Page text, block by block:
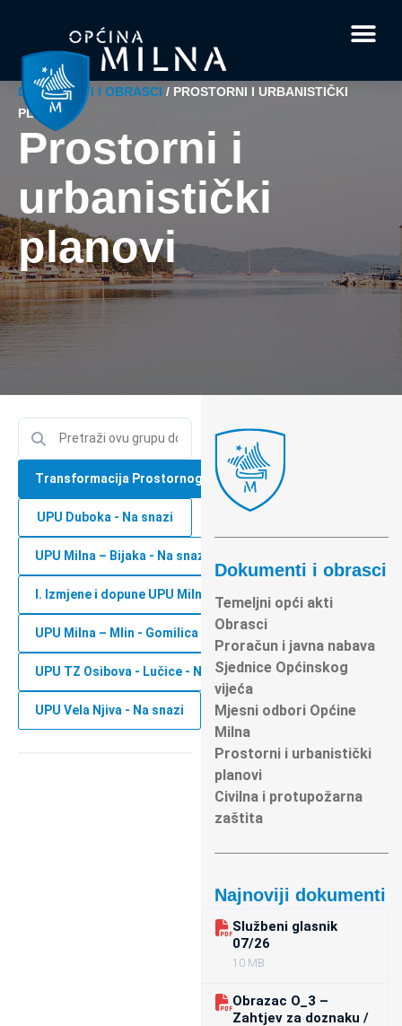
DOKUMENTI I OBRASCI / PROSTORNI I URBANISTIČKI
PLANOVI
Prostorni i
urbanistički
planovi
Transformacija Prostornog Plana Općine Milna - Na snazi
UPU Duboka - Na snazi
UPU Milna – Bijaka - Na snazi
I. Izmjene i dopune UPU Milna - Bijaka (U TIJEKU)
UPU Milna – Mlin - Gomilica - Na snazi
UPU TZ Osibova - Lučice - Na snazi
UPU Vela Njiva - Na snazi
Dokumenti i obrasci
Temeljni opći akti
Obrasci
Proračun i javna nabava
Sjednice Općinskog
vijeća
Mjesni odbori Općine
Milna
Prostorni i urbanistički
planovi
Civilna i protupožarna
zaštita
Najnoviji dokumenti
Službeni glasnik
07/26
10 MB
Obrazac O_3 –
Zahtjev za doznaku /